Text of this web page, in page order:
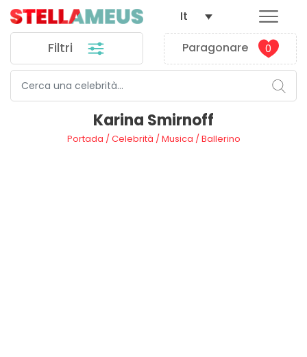
Filtri Paragonare 0
It
Karina Smirnoff
Portada /Celebrità /Musica /Ballerino